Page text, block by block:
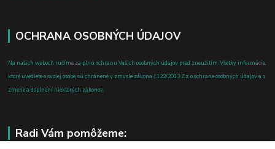
OCHRANA OSOBNÝCH ÚDAJOV
Na našich weboch ručíme za plnú ochranu Vašich osobných údajov pred zneužitím. Všetky informácie,
ktoré uvediete o svojej osobe, sú chránené v zmysle zákona č.122/2013 Z.z. o ochrane osobných údajov a o
zmene a doplnení niektorých zákonov.
Radi Vám pomôžeme: